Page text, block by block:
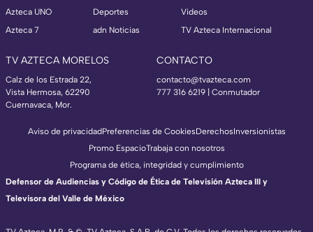
Azteca UNO
Azteca 7
Deportes
adn Noticias
Videos
TV Azteca Internacional
TV AZTECA MORELOS
Calz de los Estrada 22,
Vista Hermosa, 62290
Cuernavaca, Mor.
CONTACTO
contacto@tvazteca.com
777 316 6219 | Conmutador
Aviso de privacidadPreferencias de CookiesDerechosInversionistas
Promo EspacioTrabaja con nosotros
Programa de ética, integridad y cumplimiento
Defensor de Audiencias y Código de Ética de Televisión Azteca III y
Televisora del Valle de México